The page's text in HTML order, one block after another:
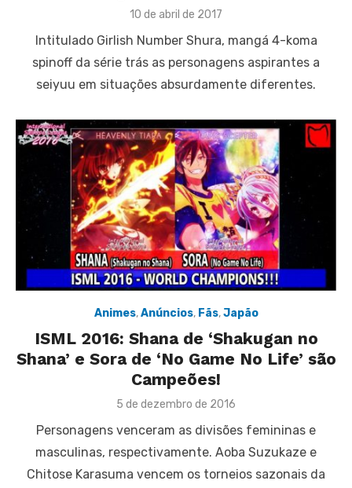
Posted
10 de abril de 2017
Intitulado Girlish Number Shura, mangá 4-koma
spinoff da série trás as personagens aspirantes a
seiyuu em situações absurdamente diferentes.
Animes,Anúncios, Fãs,Japão
ISML 2016: Shana de ‘Shakugan no
Shana’ e Sora de ‘No Game No Life’ são
Campeões!
Posted
5 de dezembro de 2016
Personagens venceram as divisões femininas e
masculinas, respectivamente. Aoba Suzukaze e
Chitose Karasuma vencem os torneios sazonais da